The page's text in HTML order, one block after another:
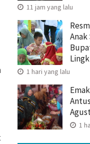
11 jam yang lalu
Anak
1 hari yang lalu
1